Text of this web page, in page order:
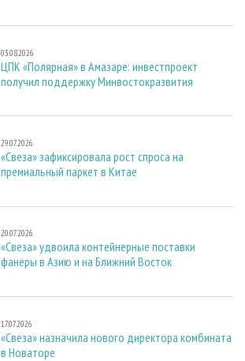
03.08.2026
ЦПК «Полярная» в Амазаре: инвестпроект
получил поддержку Минвостокразвития
29.07.2026
«Свеза» зафиксировала рост спроса на
премиальный паркет в Китае
20.07.2026
«Свеза» удвоила контейнерные поставки
фанеры в Азию и на Ближний Восток
17.07.2026
«Свеза» назначила нового директора комбината
в Новаторе